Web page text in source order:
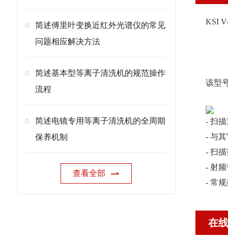
简述傅里叶变换近红外光谱仪的常见
问题相应解决方法
简述基本型等离子清洗机的规范操作
流程
简述电镜专用等离子清洗机的全周期
保养机制
查看全部
KSI
该型
- 扫描
- 与
- 扫描
- 射
- 常
在